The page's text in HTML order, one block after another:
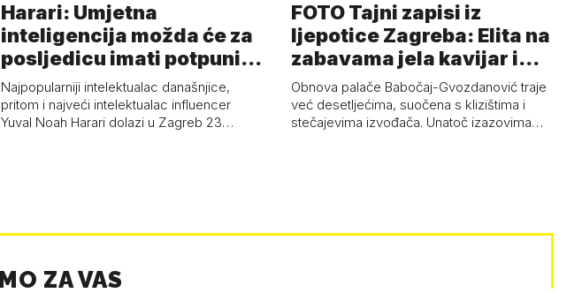
Harari: Umjetna
inteligencija možda će za
posljedicu imati potpuni
kolaps čovje…
Najpopularniji intelektualac današnjice,
pritom i najveći intelektualac influencer
Yuval Noah Harari dolazi u Zagreb 23…
FOTO Tajni zapisi iz
ljepotice Zagreba: Elita na
zabavama jela kavijar i
pud…
Obnova palače Babočaj-Gvozdanović traje
već desetljećima, suočena s klizištima i
stečajevima izvođača. Unatoč izazovima…